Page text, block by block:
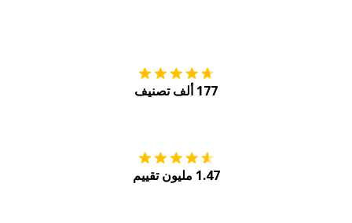
177 ألف تصنيف
1.47 مليون تقييم